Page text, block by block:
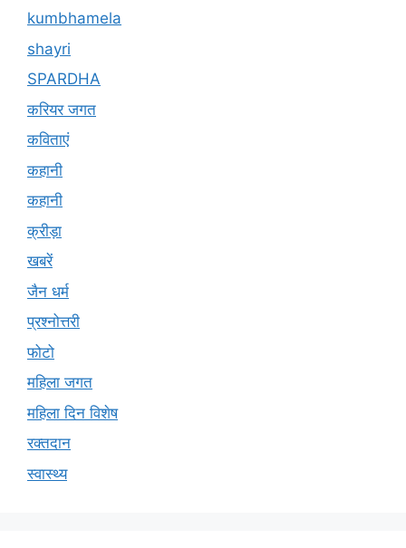
kumbhamela
shayri
SPARDHA
करियर जगत
कविताएं
कहानी
कहानी
क्रीड़ा
खबरें
जैन धर्म
प्रश्नोत्तरी
फोटो
महिला जगत
महिला दिन विशेष
रक्तदान
स्वास्थ्य